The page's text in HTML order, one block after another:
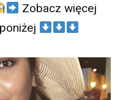
Zobacz więcej